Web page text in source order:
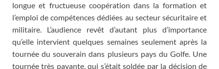
longue et fructueuse coopération dans la formation et
l’emploi de compétences dédiées au secteur sécuritaire et
militaire. L’audience revêt d’autant plus d’importance
qu’elle intervient quelques semaines seulement après la
tournée du souverain dans plusieurs pays du Golfe. Une
tournée très payante, qui s’était soldée par la décision de